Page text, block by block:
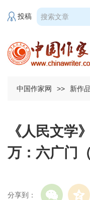
投稿
中国作家网 >> 新作品
《人民文学
万：六广门
分享到：